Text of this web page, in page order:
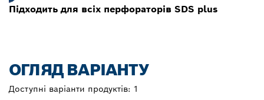
Підходить для всіх перфораторів SDS plus
ОГЛЯД ВАРІАНТУ
Доступні варіанти продуктів: 1